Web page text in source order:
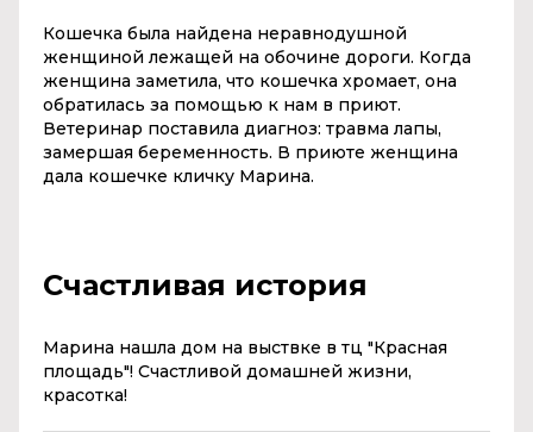
Кошечка была найдена неравнодушной
женщиной лежащей на обочине дороги. Когда
женщина заметила, что кошечка хромает, она
обратилась за помощью к нам в приют.
Ветеринар поставила диагноз: травма лапы,
замершая беременность. В приюте женщина
дала кошечке кличку Марина.
Счастливая история
Марина нашла дом на выствке в тц "Красная
площадь"! Счастливой домашней жизни,
красотка!